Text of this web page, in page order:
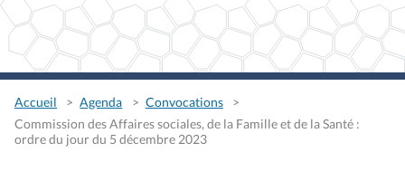
Accueil Agenda
Convocations
Commission des Affaires sociales, de la Famille et de la Santé :
ordre du jour du 5 décembre 2023